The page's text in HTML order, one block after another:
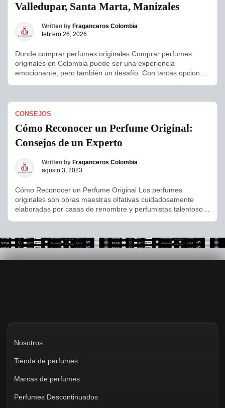
Valledupar, Santa Marta, Manizales
Written by Fraganceros Colombia
febrero 26, 2026
Donde comprar perfumes originales Comprar perfumes
originales en Colombia puede ser una experiencia
emocionante, pero también un desafío. Con tantas opciones
de originalidad y respaldo confiable. En Fraganceros
Colombia nos especializamos en ofrecer perfumes de
CONSEJOS
Cómo Reconocer un Perfume Original:
Consejos de un Experto
Written by Fraganceros Colombia
agosto 3, 2023
Cómo Reconocer un Perfume Original Los perfumes
originales son obras maestras olfativas cuidadosamente
elaboradas por casas de renombre y perfumistas talentosos.
auténticos. Para evitar decepciones y garantizar que estás
comprando un perfume genuino, es crucial conocer algunos
consejos para […]
Nosotros
Tienda de perfumes
Marcas de perfumes
Perfumes Descontinuados